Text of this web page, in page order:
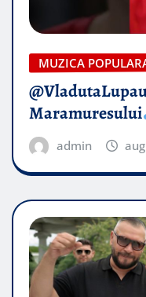
MUZICA
Maramuresului
admin